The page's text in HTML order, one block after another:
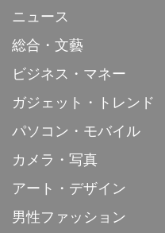
ニュース
総合・文藝
ビジネス・マネー
ガジェット・トレンド
パソコン・モバイル
カメラ・写真
アート・デザイン
男性ファッション